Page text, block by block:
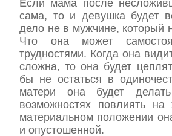
Если мама после
сама, то и девушка будет
дело не в мужчине, который
Что она может
трудностями. Когда она
сложна, то она будет
бы не остаться в
матери она будет
возможностях повлиять
материальном положении
и опустошенной.